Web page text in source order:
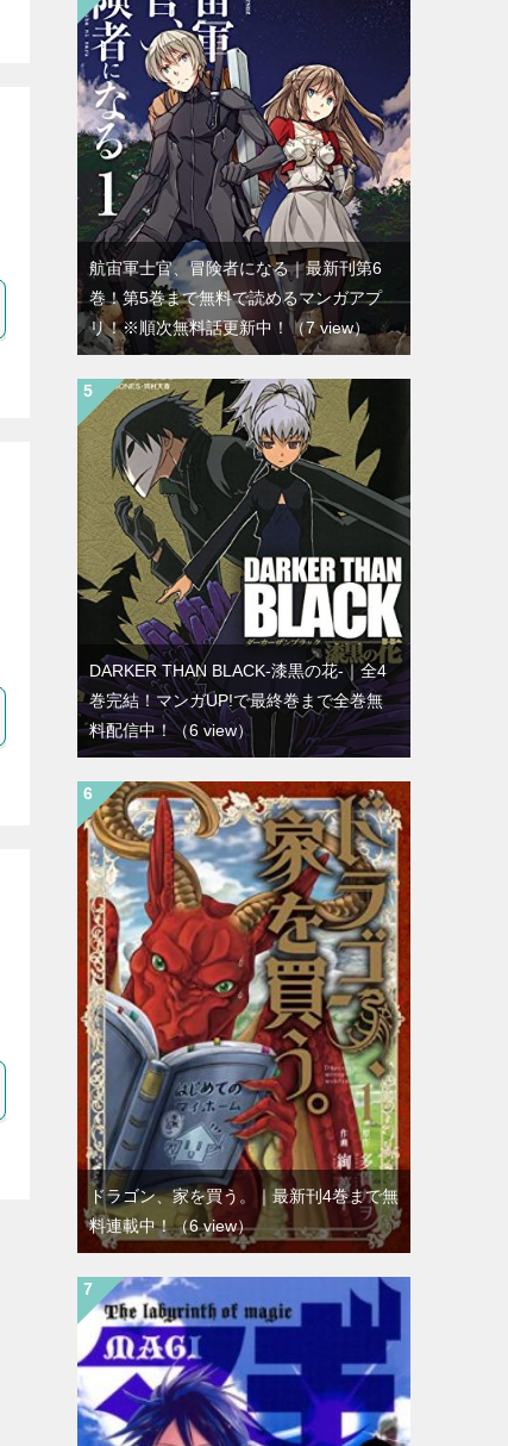
航宙軍士官、冒険者になる｜最新刊第6
巻！第5巻まで無料で読めるマンガアプ
リ！※順次無料話更新中！ （7 view）
DARKER THAN BLACK-漆黒の花-｜全4
巻完結！マンガUP!で最終巻まで全巻無
料配信中！（6 view）
ドラゴン、家を買う。｜最新刊4巻まで無
料連載中！ （6 view）